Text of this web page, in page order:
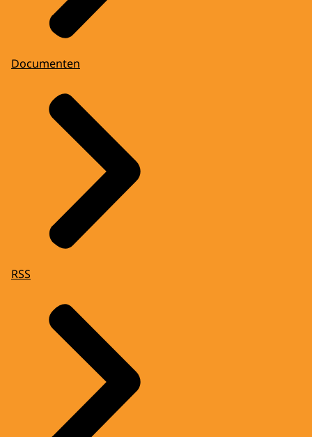
Documenten
RSS